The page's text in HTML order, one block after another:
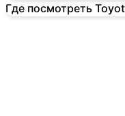
Где посмотреть